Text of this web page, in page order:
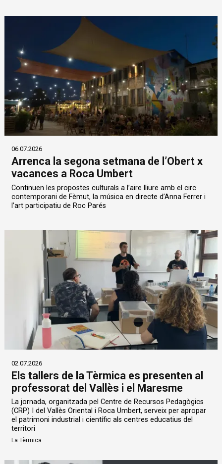
06.07.2026
Arrenca la segona setmana de l’Obert x
vacances a Roca Umbert
Continuen les propostes culturals a l’aire lliure amb el circ
contemporani de Fèmut, la música en directe d’Anna Ferrer i
l’art participatiu de Roc Parés
02.07.2026
Els tallers de la Tèrmica es presenten al
professorat del Vallès i el Maresme
La jornada, organitzada pel Centre de Recursos Pedagògics
(CRP) I del Vallès Oriental i Roca Umbert, serveix per apropar
el patrimoni industrial i científic als centres educatius del
territori
La Tèrmica